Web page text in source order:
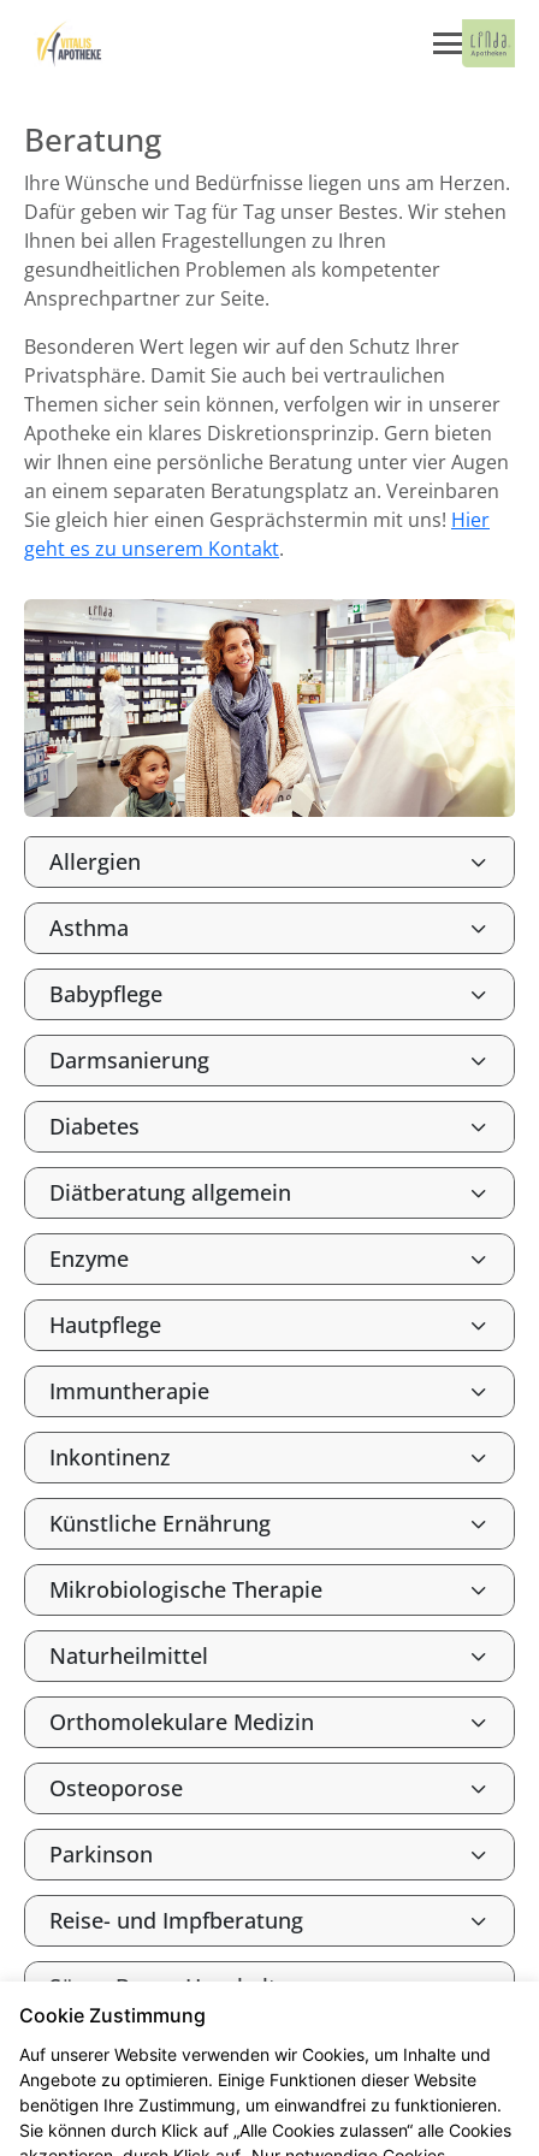
Beratung
Ihre Wünsche und Bedürfnisse liegen uns am Herzen.
Dafür geben wir Tag für Tag unser Bestes. Wir stehen
Ihnen bei allen Fragestellungen zu Ihren
gesundheitlichen Problemen als kompetenter
Ansprechpartner zur Seite.
Besonderen Wert legen wir auf den Schutz Ihrer
Privatsphäre. Damit Sie auch bei vertraulichen
Themen sicher sein können, verfolgen wir in unserer
Apotheke ein klares Diskretionsprinzip. Gern bieten
wir Ihnen eine persönliche Beratung unter vier Augen
an einem separaten Beratungsplatz an. Vereinbaren
Sie gleich hier einen Gesprächstermin mit uns! Hier
geht es zu unserem Kontakt.
Allergien
Asthma
Babypflege
Darmsanierung
Diabetes
Diätberatung allgemein
Enzyme
Hautpflege
Immuntherapie
Inkontinenz
Künstliche Ernährung
Mikrobiologische Therapie
Naturheilmittel
Orthomolekulare Medizin
Osteoporose
Parkinson
Reise- und Impfberatung
Säure-Basen-Haushalt
Tee und Heilkräuter
Vitalstoffe
Cookie Zustimmung
Auf unserer Website verwenden wir Cookies, um Inhalte und
Angebote zu optimieren. Einige Funktionen dieser Website
benötigen Ihre Zustimmung, um einwandfrei zu funktionieren.
Sie können durch Klick auf „Alle Cookies zulassen“ alle Cookies